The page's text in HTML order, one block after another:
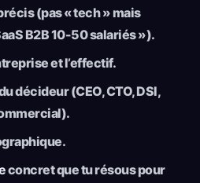
(pas « tech » mais
B2B 10-50 salariés »).
et l’effectif.
décideur (CEO, CTO, DSI,
concret que tu résous pour